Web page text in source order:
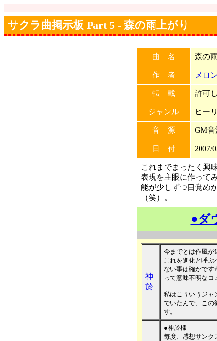
サクラ曲掲示板 Part 5 - 森の雨上がり
曲 名 森の
作 者 メロ
転 載 許可
ジャンル ヒー
音 源 GM音
日 付 2007/
これまでまったく興
表現を主眼に作って
能が少しずつ目覚め
（笑）。
●ダ
神
於
今までとは作風が
これを進化と呼ぶ
ない事は確かです
って意味不明なコ
私はこういうジャ
でいたんで、この
す。
●神於様
毎度、感想サンク